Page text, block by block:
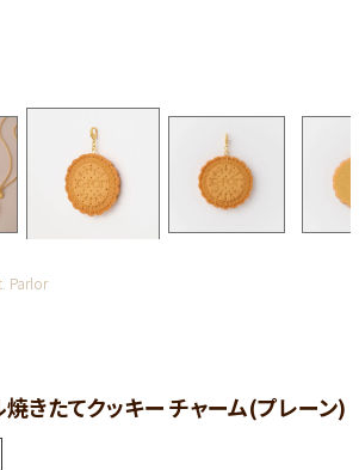
Parlor
きたてクッキー チャーム(プレーン)